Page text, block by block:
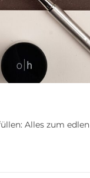
Alles zum edlen